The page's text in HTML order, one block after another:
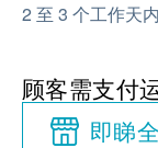
2 至 3 个工作天
顾客需支付
即睇